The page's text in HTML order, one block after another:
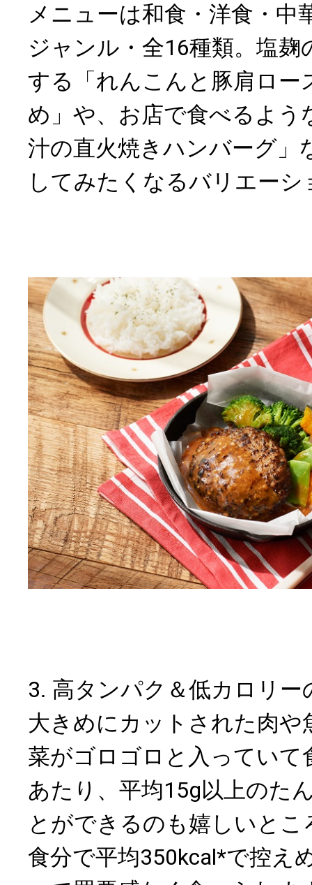
メニューは和食・洋食・中
ジャンル・全16種類。塩
する「れんこんと豚肩ロー
め」や、お店で食べるよう
汁の直火焼きハンバーグ」
してみたくなるバリエーシ
3. 高タンパク＆低カロリー
大きめにカットされた肉や
菜がゴロゴロと入っていて
あたり、平均15g以上のた
とができるのも嬉しいと
食分で平均350kcal*で控え